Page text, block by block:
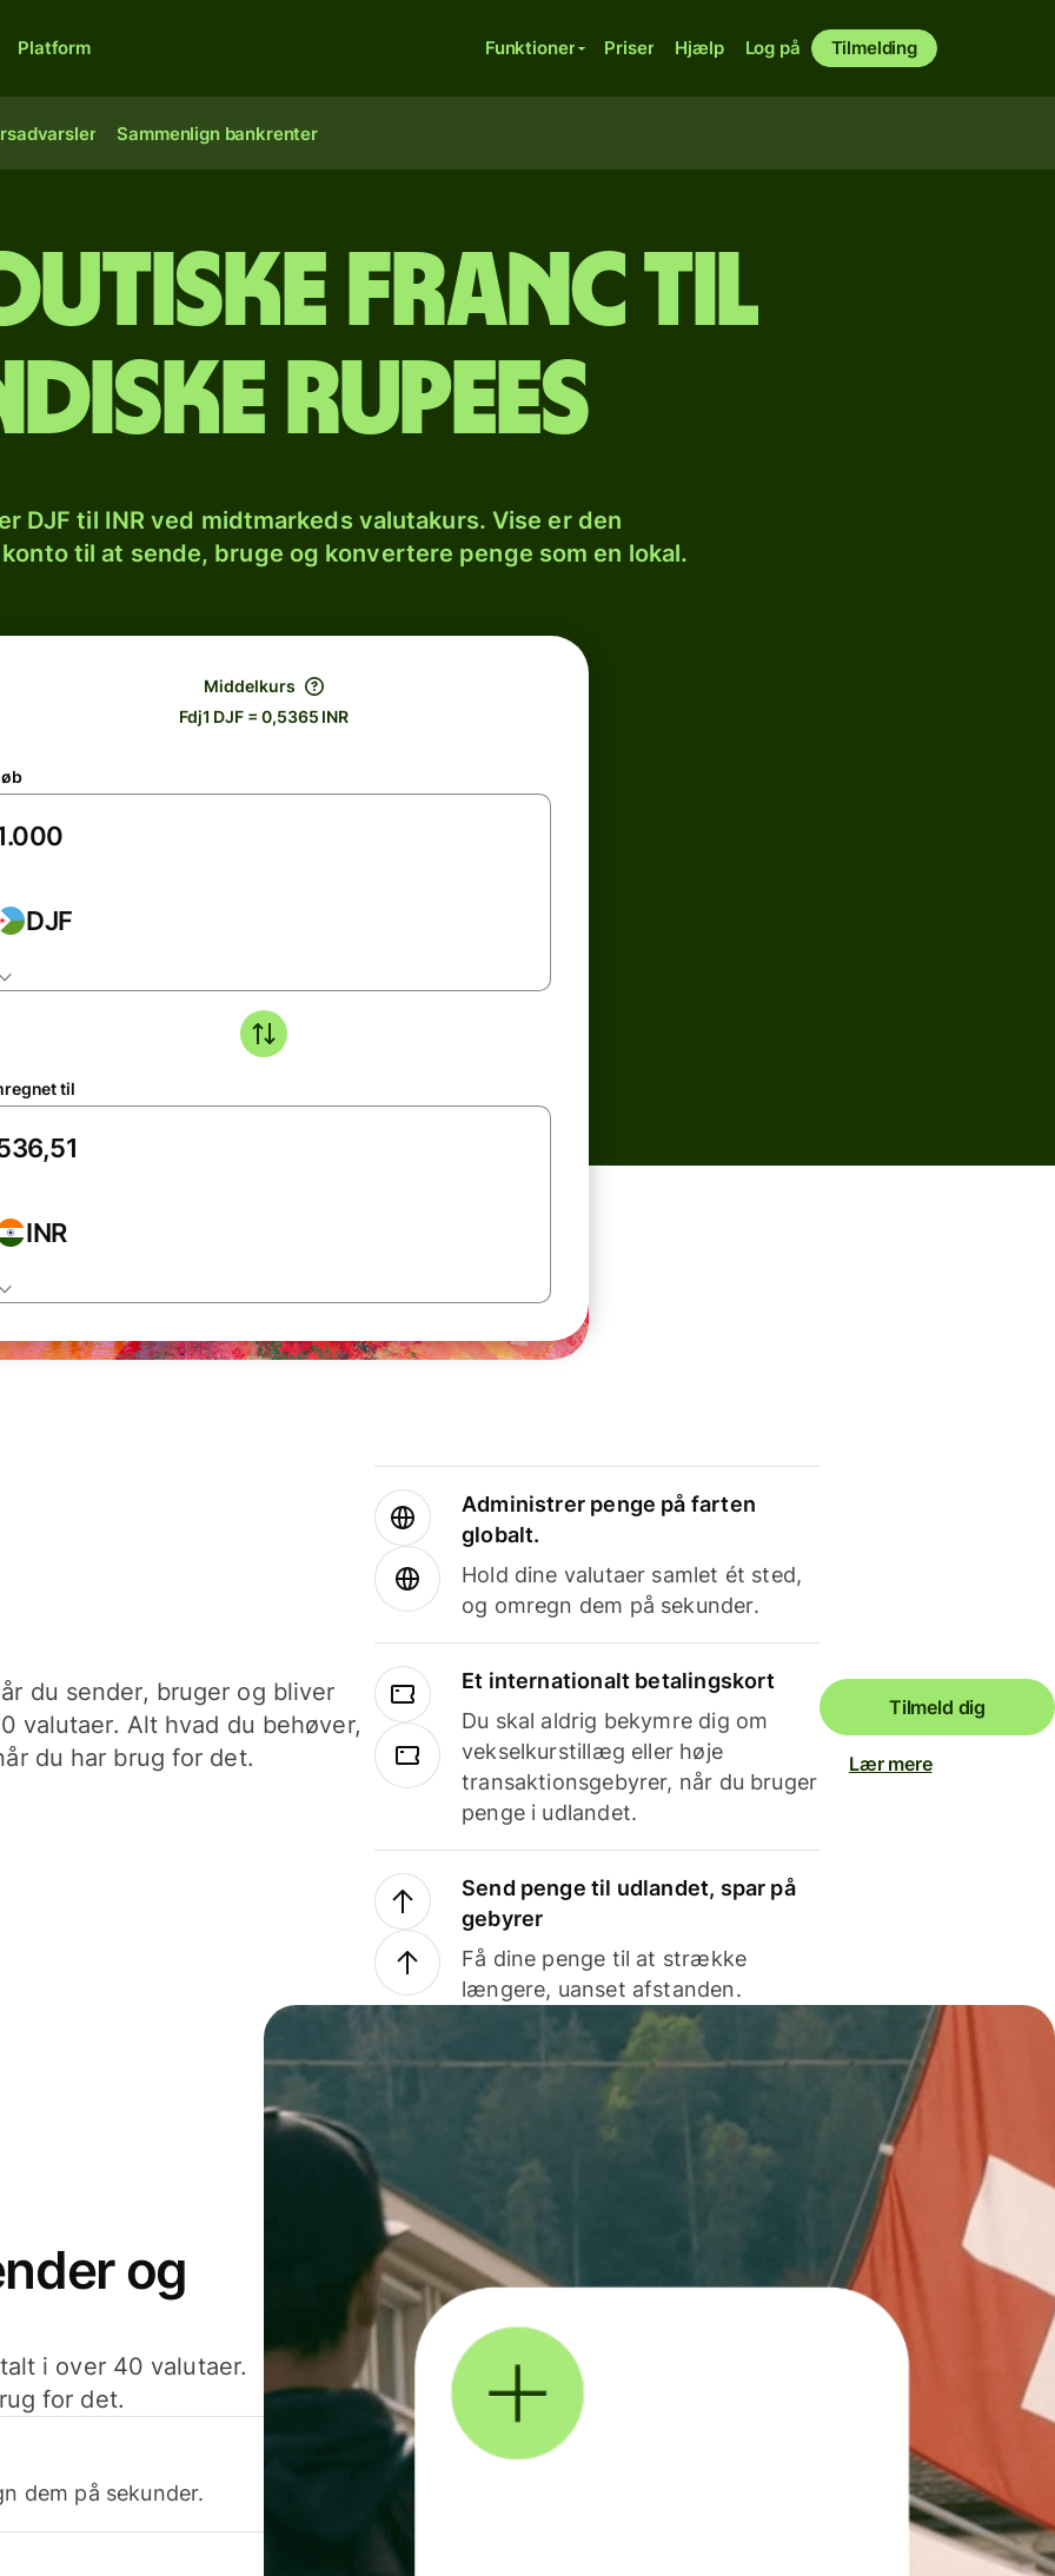
Platform Funktioner Priser Hjælp Log på Tilmelding
Sammenlign bankrenter
franc til
rupees
DJF til INR ved midtmarkeds valutakurs. Vise er den
til at sende, bruge og konvertere penge som en lokal.
Middelkurs
Fdj1 DJF = 0,5365 INR
DJF
til
INR
du sender, bruger og bliver
valutaer. Alt hvad du behøver,
du har brug for det.
Administrer penge på farten
globalt.
Hold dine valutaer samlet ét sted,
og omregn dem på sekunder.
Et internationalt betalingskort
Du skal aldrig bekymre dig om
vekselkurstillæg eller høje
transaktionsgebyrer, når du bruger
penge i udlandet.
Send penge til udlandet, spar på
gebyrer
Få dine penge til at strække
længere, uanset afstanden.
Tilmeld dig
Lær mere
og
i over 40 valutaer.
for det.
dem på sekunder.